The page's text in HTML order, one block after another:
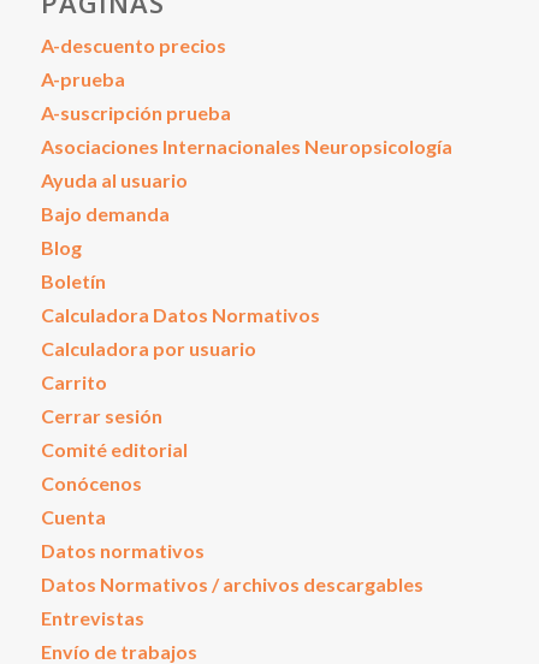
A-descuento precios
A-prueba
A-suscripción prueba
Asociaciones Internacionales Neuropsicología
Ayuda al usuario
Bajo demanda
Blog
Boletín
Calculadora Datos Normativos
Calculadora por usuario
Carrito
Cerrar sesión
Comité editorial
Conócenos
Cuenta
Datos normativos
Datos Normativos / archivos descargables
Entrevistas
Envío de trabajos